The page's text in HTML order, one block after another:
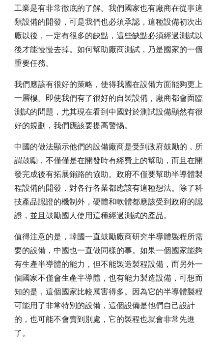
工業是有非常徹底的了解。我們國家也有廠商在從事這
類設備的開發，可是我們也必須承認，這種設備初次出
廠以後，一定有很多的缺點，這些缺點必須經過測試以
後才能慢慢去掉。如何幫助廠商測試，乃是國家的一個
重要任務。
我們應該有很好的策略，使得我國在設備方面能夠更上
一層樓。即使我們有了很好的自製設備，廠商都會面臨
測試的問題，尤其現在看到中國對於測試設備顯然有很
好的規劃，我們應該要提高警惕。
中國的做法顯示他們的設備廠商是受到政府鼓勵的，所
謂鼓勵，不僅僅是在開發時有經費上的幫助，而且在開
發完成後有拓展銷路的協助。政府不僅要幫助半導體製
程設備的開發，對各行各業都應該有這種想法。除了科
技產品認證的機制外，硬體和軟體都應該受到政府的認
證，並且鼓勵國人使用這種經過測試的產品。
值得注意的是，韓國一直鼓勵廠商研究半導體製程所需
要的設備，中國也一直做同樣的事。如果一個國家能夠
有生產半導體的能力，但不能製造製程設備，而另外一
個國家不僅會生產半導體，也有能力製造設備，可想而
知的是，這個國家比較厲害得多。因為它的半導體製程
可能用了非常特別的設備，這個設備是他們自己設計
的，也可能不會賣到別處，它的製程也就會非常先進
了。